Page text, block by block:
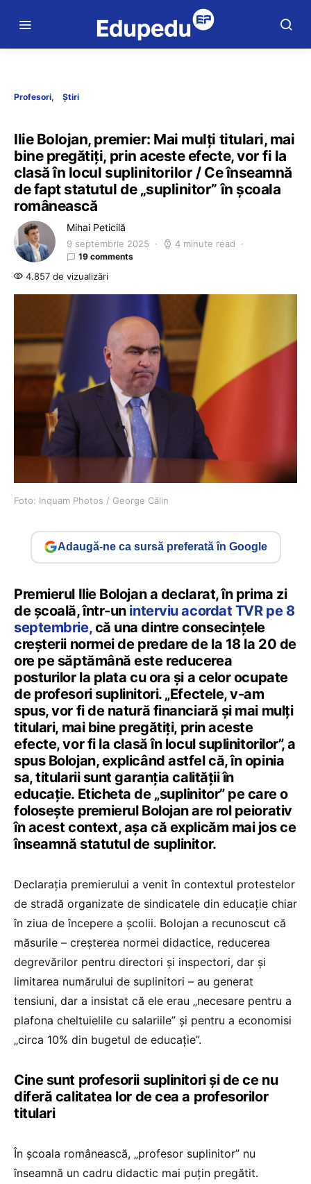
Profesori Știri
Ilie Bolojan, premier: Mai mulți titulari, mai
bine pregătiți, prin aceste efecte, vor fi la
clasă în locul suplinitorilor / Ce înseamnă
de fapt statutul de „suplinitor” în școala
românească
Mihai Peticilă
9 septembrie 2025 4 minute read
19 comments
4.857 de vizualizări
Foto: Inquam Photos / George Călin
Adaugă-ne ca sursă preferată în Google
Premierul Ilie Bolojan a declarat, în prima zi
de școală, într-un interviu acordat TVR pe 8
septembrie,că una dintre consecințele
creșterii normei de predare de la 18 la 20 de
ore pe săptămână este reducerea
posturilor la plata cu ora și a celor ocupate
de profesori suplinitori. „Efectele, v-am
spus, vor fi de natură financiară și mai mulți
titulari, mai bine pregătiți, prin aceste
efecte, vor fi la clasă în locul suplinitorilor”, a
spus Bolojan, explicând astfel că, în opinia
sa, titularii sunt garanția calității în
educație. Eticheta de „suplinitor” pe care o
folosește premierul Bolojan are rol peiorativ
în acest context, așa că explicăm mai jos ce
înseamnă statutul de suplinitor.
Declarația premierului a venit în contextul protestelor
de stradă organizate de sindicatele din educație chiar
în ziua de începere a școlii. Bolojan a recunoscut că
măsurile – creșterea normei didactice, reducerea
degrevărilor pentru directori și inspectori, dar și
limitarea numărului de suplinitori – au generat
tensiuni, dar a insistat că ele erau „necesare pentru a
plafona cheltuielile cu salariile” și pentru a economisi
„circa 10% din bugetul de educație”.
Cine sunt profesorii suplinitori și de ce nu
diferă calitatea lor de cea a profesorilor
titulari
În școala românească, „profesor suplinitor” nu
înseamnă un cadru didactic mai puțin pregătit.